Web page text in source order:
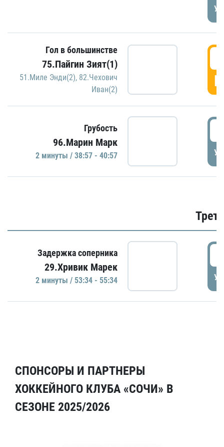
Гол в большинстве
75.Пайгин Зият(1)
51.Миле Энди(2), 82.Чехович
Иван(2)
Грубость
96.Марин Марк
2 минуты / 38:57 - 40:57
Задержка соперника
29.Хривик Марек
2 минуты / 53:34 - 55:34
СПОНСОРЫ И ПАРТНЕРЫ
ХОККЕЙНОГО КЛУБА «СОЧИ» В
СЕЗОНЕ 2025/2026